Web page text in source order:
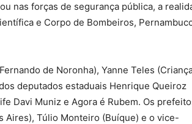
nas forças de segurança pública, a
e Corpo de Bombeiros,
de Noronha), Yanne Teles
deputados estaduais Henrique Queiroz
Davi Muniz e Agora é Rubem. Os
Aires), Túlio Monteiro (Buíque) e o vice-